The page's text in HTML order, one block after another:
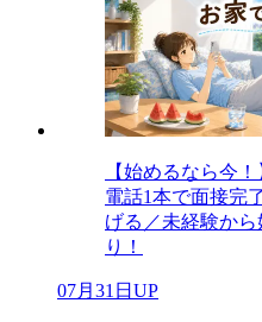
【始めるなら今
電話1本で面接完
げる／未経験か
り！
07月31日UP